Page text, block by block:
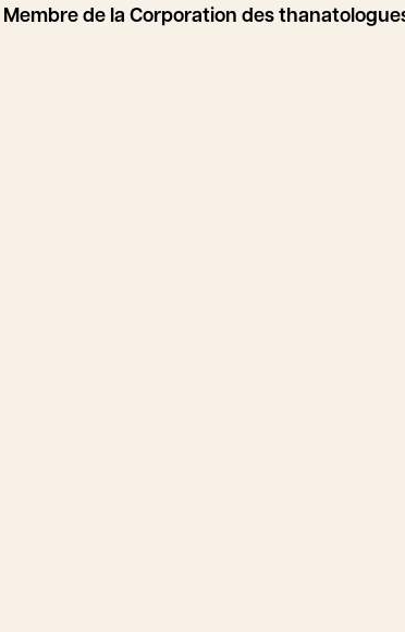
Membre de la Corporation des